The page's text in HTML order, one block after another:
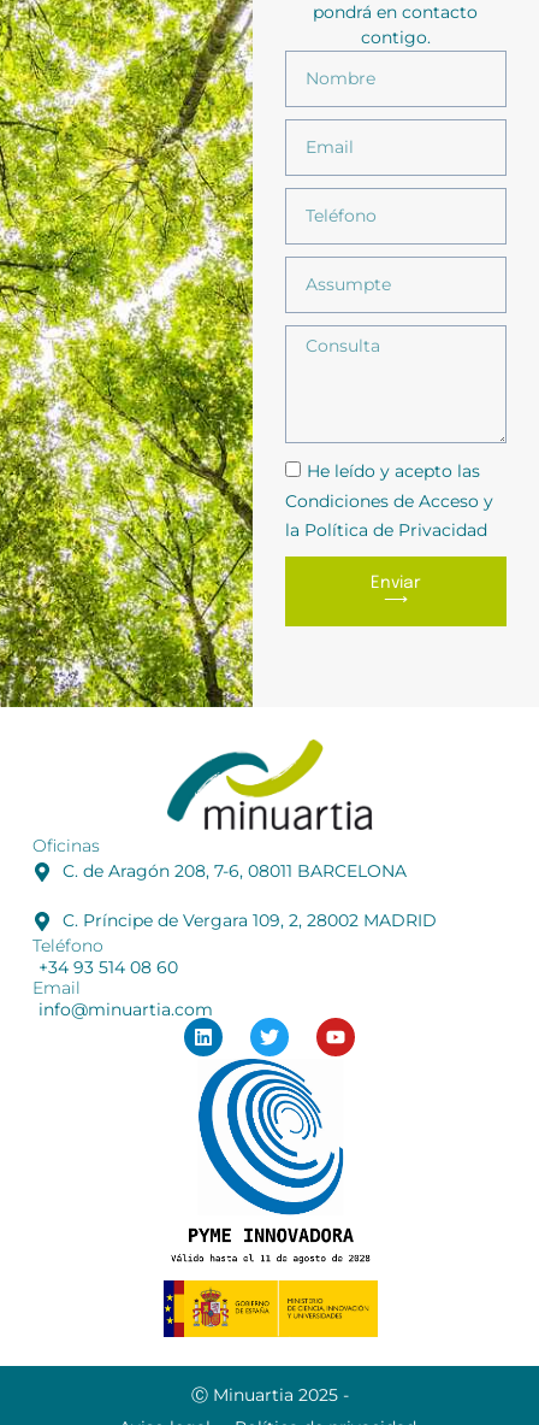
pondrá en contacto
contigo.
He leído y acepto las
Condiciones de Acceso y
la Política de Privacidad
Enviar
⟶
Oficinas
C. de Aragón 208, 7-6, 08011 BARCELONA
C. Príncipe de Vergara 109, 2, 28002 MADRID
Teléfono
+34 93 514 08 60
Email
info@minuartia.com
Ⓒ Minuartia 2025 -